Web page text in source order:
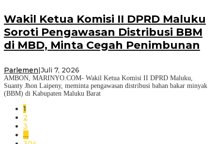
Wakil Ketua Komisi II DPRD Maluku
Soroti Pengawasan Distribusi BBM
di MBD, Minta Cegah Penimbunan
Parlemen Juli 7, 2026
AMBON, MARINYO.COM- Wakil Ketua Komisi II DPRD Maluku,
Suanty Jhon Laipeny, meminta pengawasan distribusi bahan bakar minyak
(BBM) di Kabupaten Maluku Barat
1
2
3
…